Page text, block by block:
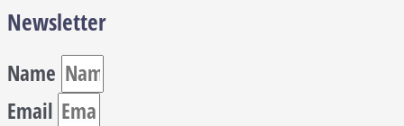
Newsletter
Name
Email